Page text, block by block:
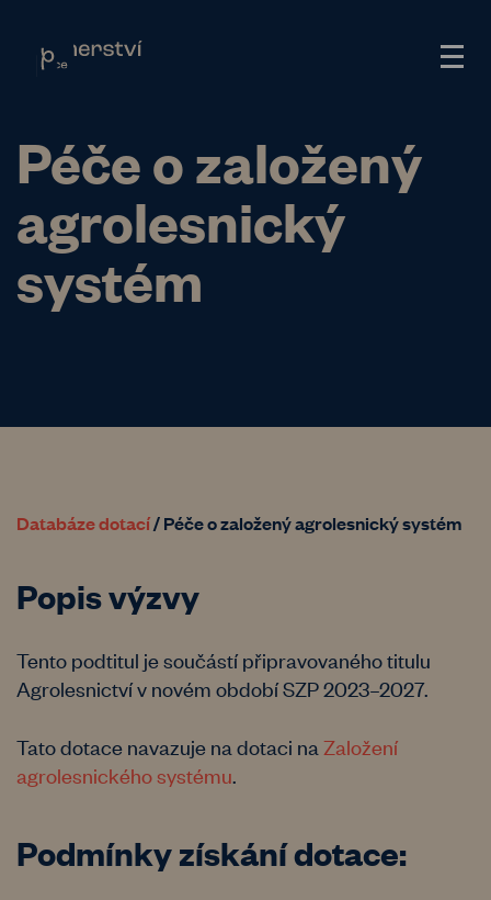
Péče o založený
agrolesnický
systém
Databáze dotací/Péče o založený agrolesnický systém
Popis výzvy
Tento podtitul je součástí připravovaného titulu
Agrolesnictví v novém období SZP 2023–2027.
Tato dotace navazuje na dotaci na Založení
agrolesnického systému
Podmínky získání dotace: